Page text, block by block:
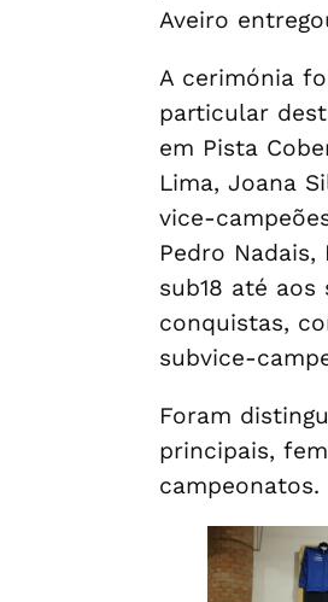
Aveiro
A cerimónia
particular
em Pista
Lima, Joana
vice-
Pedro
sub18 até
conquistas,
subvice-
Foram
principais,
campeonatos.